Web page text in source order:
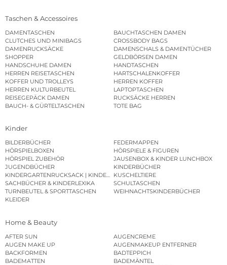
Taschen & Accessoires
DAMENTASCHEN
BAUCHTASCHEN DAMEN
CLUTCHES UND MINIBAGS
CROSSBODY BAGS
DAMENRUCKSÄCKE
DAMENSCHALS & DAMENTÜCHER
SHOPPER
GELDBÖRSEN DAMEN
HANDSCHUHE DAMEN
HANDTASCHEN
HERREN REISETASCHEN
HARTSCHALENKOFFER
KOFFER UND TROLLEYS
HERREN KOFFER
HERREN KULTURBEUTEL
LAPTOPTASCHEN
REISEGEPÄCK DAMEN
RUCKSÄCKE HERREN
BAUCH- & GÜRTELTASCHEN
TOTE BAG
Kinder
BILDERBÜCHER
FEDERMAPPEN
HÖRSPIELBOXEN
HÖRSPIELE & FIGUREN
HÖRSPIEL ZUBEHÖR
JAUSENBOX & KINDER LUNCHBOX
JUGENDBÜCHER
KINDERBÜCHER
KINDERGARTENRUCKSACK | KINDERGARTENBEUTEL
KUSCHELTIERE
SACHBÜCHER & KINDERLEXIKA
SCHULTASCHEN
TURNBEUTEL & SPORTTASCHEN
WEIHNACHTSKINDERBÜCHER
KLEIDER
Home & Beauty
AFTER SUN
AUGENCREME
AUGEN MAKE UP
AUGENMAKEUP ENTFERNER
BACKFORMEN
BADTEPPICH
BADEMATTEN
BADEMÄNTEL